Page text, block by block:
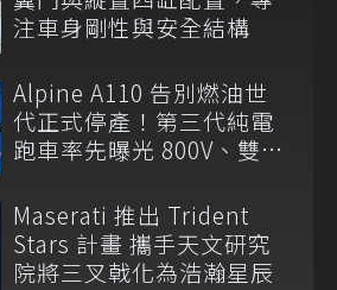
注車身剛性與安全結構
Alpine A110 告別燃油世
代正式停產！第三代純電
跑車率先曝光 800V、雙後
Maserati 推出 Trident
Stars 計畫 攜手天文研究
院將三叉戟化為浩瀚星辰